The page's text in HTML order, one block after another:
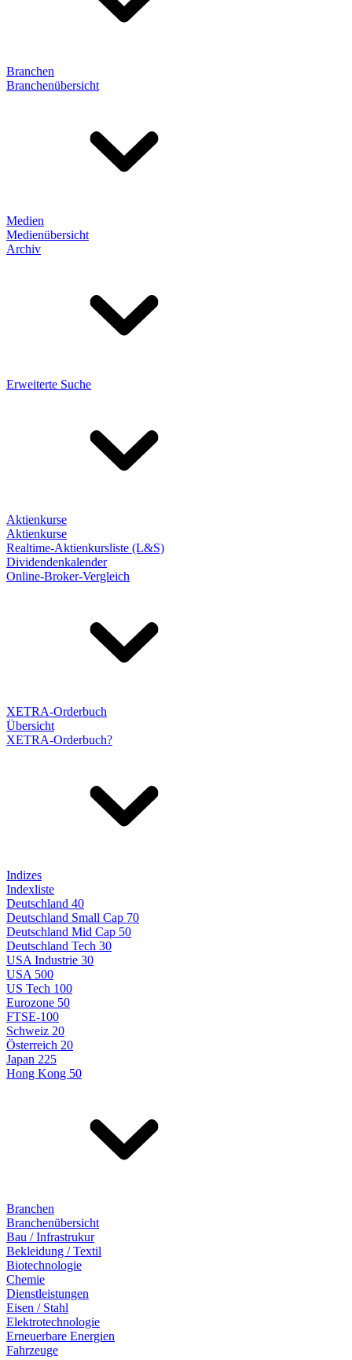
Branchen
Branchenübersicht
Medien
Medienübersicht
Archiv
Erweiterte Suche
Aktienkurse
Aktienkurse
Realtime-Aktienkursliste (L&S)
Dividendenkalender
Online-Broker-Vergleich
XETRA-Orderbuch
Übersicht
XETRA-Orderbuch?
Indizes
Indexliste
Deutschland 40
Deutschland Small Cap 70
Deutschland Mid Cap 50
Deutschland Tech 30
USA Industrie 30
USA 500
US Tech 100
Eurozone 50
FTSE-100
Schweiz 20
Österreich 20
Japan 225
Hong Kong 50
Branchen
Branchenübersicht
Bau / Infrastrukur
Bekleidung / Textil
Biotechnologie
Chemie
Dienstleistungen
Eisen / Stahl
Elektrotechnologie
Erneuerbare Energien
Fahrzeuge